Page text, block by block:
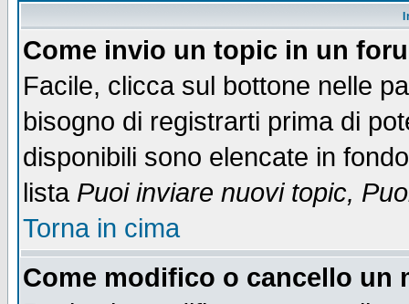
Come invio un topic in un
Facile, clicca sul bottone nelle
bisogno di registrarti prima di
disponibili sono elencate in
lista Puoi inviare nuovi topic,
Torna in cima
Come modifico o cancello un